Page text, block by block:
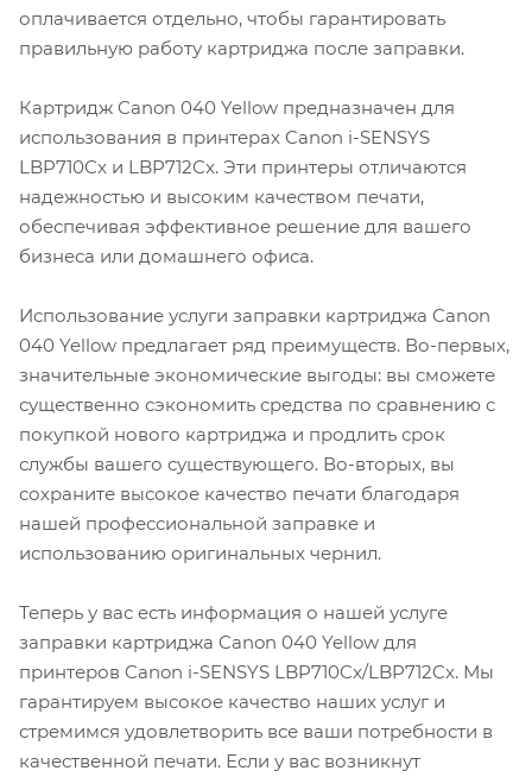
оплачивается отдельно, чтобы гарантировать
правильную работу картриджа после заправки.
Картридж Canon 040 Yellow предназначен для
использования в принтерах Canon i-SENSYS
LBP710Cx и LBP712Cx. Эти принтеры отличаются
надежностью и высоким качеством печати,
обеспечивая эффективное решение для вашего
бизнеса или домашнего офиса.
Использование услуги заправки картриджа Canon
040 Yellow предлагает ряд преимуществ. Во-первых,
значительные экономические выгоды: вы сможете
существенно сэкономить средства по сравнению с
покупкой нового картриджа и продлить срок
службы вашего существующего. Во-вторых, вы
сохраните высокое качество печати благодаря
нашей профессиональной заправке и
использованию оригинальных чернил.
Теперь у вас есть информация о нашей услуге
заправки картриджа Canon 040 Yellow для
принтеров Canon i-SENSYS LBP710Cx/LBP712Cx. Мы
гарантируем высокое качество наших услуг и
стремимся удовлетворить все ваши потребности в
качественной печати. Если у вас возникнут